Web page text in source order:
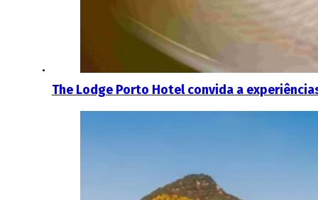
The Lodge Porto Hotel convida a